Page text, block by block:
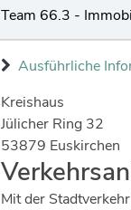
Team 66.3 -
Ausführliche
Kreishaus
Strasse:
Jülicher Ring 32
Postleitzahl:
53879 Ort:
Euskirchen
Mit der